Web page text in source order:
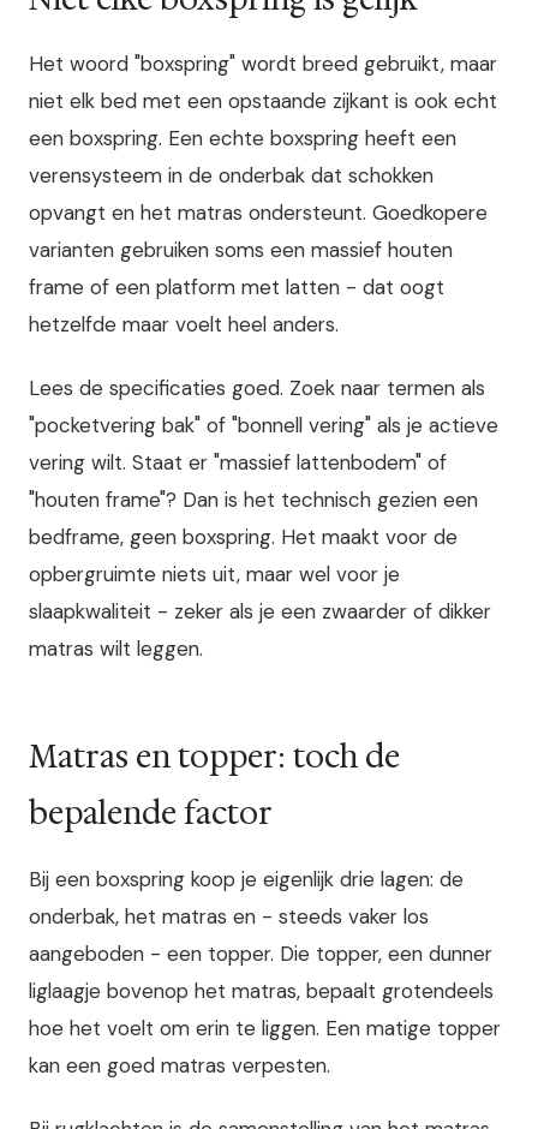
Het woord "boxspring" wordt breed gebruikt, maar
niet elk bed met een opstaande zijkant is ook echt
een boxspring. Een echte boxspring heeft een
verensysteem in de onderbak dat schokken
opvangt en het matras ondersteunt. Goedkopere
varianten gebruiken soms een massief houten
frame of een platform met latten - dat oogt
hetzelfde maar voelt heel anders.
Lees de specificaties goed. Zoek naar termen als
"pocketvering bak" of "bonnell vering" als je actieve
vering wilt. Staat er "massief lattenbodem" of
"houten frame"? Dan is het technisch gezien een
bedframe, geen boxspring. Het maakt voor de
opbergruimte niets uit, maar wel voor je
slaapkwaliteit - zeker als je een zwaarder of dikker
matras wilt leggen.
Matras en topper: toch de
bepalende factor
Bij een boxspring koop je eigenlijk drie lagen: de
onderbak, het matras en - steeds vaker los
aangeboden - een topper. Die topper, een dunner
liglaagje bovenop het matras, bepaalt grotendeels
hoe het voelt om erin te liggen. Een matige topper
kan een goed matras verpesten.